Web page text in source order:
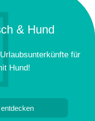
& Hund
für
Hund!